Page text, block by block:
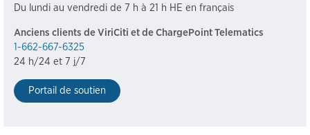
Du lundi au vendredi de 7 h à 21 h HE en français
Anciens clients de ViriCiti et de ChargePoint Telematics
1-662-667-6325
24 h/24 et 7 j/7
Portail de soutien